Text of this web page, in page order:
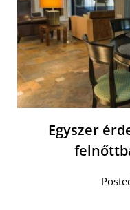
Egyszer